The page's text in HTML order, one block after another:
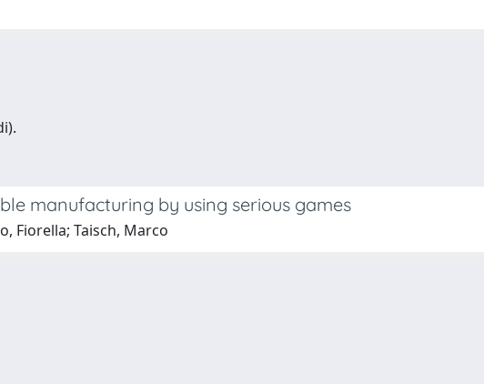
manufacturing by using serious games
Fiorella; Taisch, Marco